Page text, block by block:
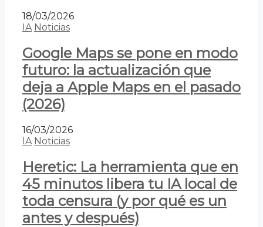
18/03/2026
IA Noticias
Google Maps se pone en modo
futuro: la actualización que
deja a Apple Maps en el pasado
(2026)
16/03/2026
IA Noticias
Heretic: La herramienta que en
45 minutos libera tu IA local de
toda censura (y por qué es un
antes y después)